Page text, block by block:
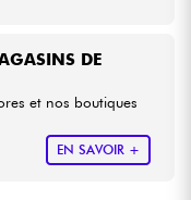
DE
et nos boutiques
EN SAVOIR +